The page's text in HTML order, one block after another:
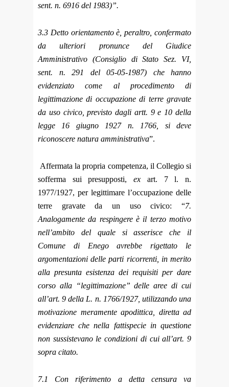
sent. n. 6916 del 1983)”.
3.3 Detto orientamento è, peraltro, confermato
da ulteriori pronunce del Giudice
Amministrativo (Consiglio di Stato Sez. VI,
sent. n. 291 del 05-05-1987) che hanno
evidenziato come al procedimento di
legittimazione di occupazione di terre gravate
da uso civico, previsto dagli artt. 9 e 10 della
legge 16 giugno 1927 n. 1766, si deve
riconoscere natura amministrativa”.
Affermata la propria competenza, il Collegio si
sofferma sui presupposti,ex art. 7 l. n.
1977/1927, per legittimare l’occupazione delle
terre gravate da un uso civico: “7.
Analogamente da respingere è il terzo motivo
nell’ambito del quale si asserisce che il
Comune di Enego avrebbe rigettato le
argomentazioni delle parti ricorrenti, in merito
alla presunta esistenza dei requisiti per dare
corso alla “legittimazione” delle aree di cui
all’art. 9 della L. n. 1766/1927, utilizzando una
motivazione meramente apodittica, diretta ad
evidenziare che nella fattispecie in questione
non sussistevano le condizioni di cui all’art. 9
sopra citato.
7.1 Con riferimento a detta censura va